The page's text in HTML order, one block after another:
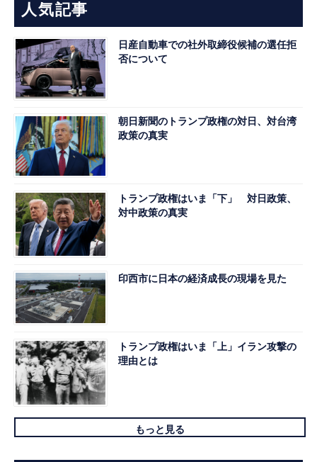
人気記事
日産自動車での社外取締役候補の選任拒
否について
朝日新聞のトランプ政権の対日、対台湾
政策の真実
トランプ政権はいま「下」 対日政策、
対中政策の真実
印西市に日本の経済成長の現場を見た
トランプ政権はいま「上」イラン攻撃の
理由とは
もっと見る